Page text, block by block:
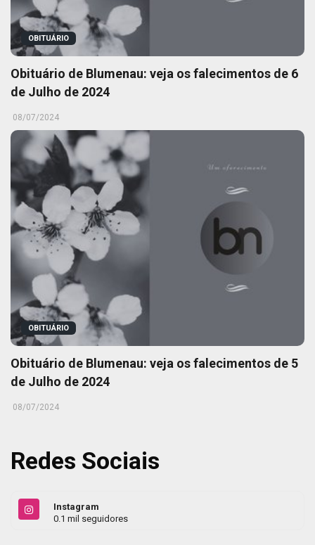
OBITUÁRIO
Obituário de Blumenau: veja os falecimentos de 6
de Julho de 2024
08/07/2024
OBITUÁRIO
Obituário de Blumenau: veja os falecimentos de 5
de Julho de 2024
08/07/2024
Redes Sociais
Instagram
0.1 mil seguidores